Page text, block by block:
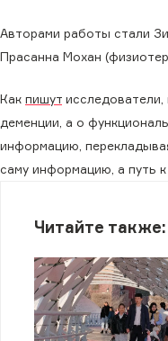
Авторами работы стали
Прасанна Мохан
Как пишут
деменции, а о
информацию,
саму информацию, а путь к
Читайте также: